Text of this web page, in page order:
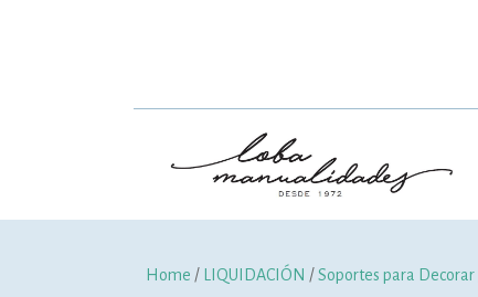
Home / LIQUIDACIÓN /Soportes para Decorar